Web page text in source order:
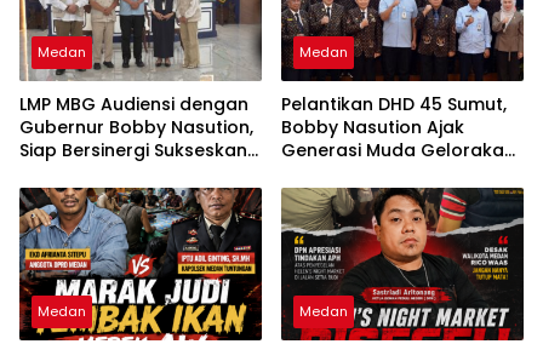
Medan
LMP MBG Audiensi dengan
Gubernur Bobby Nasution,
Siap Bersinergi Sukseskan
Gratis di Sumatera Utara
Medan
Pelantikan DHD 45 Sumut,
Bobby Nasution Ajak
Generasi Muda Gelorakan
Medan Medan